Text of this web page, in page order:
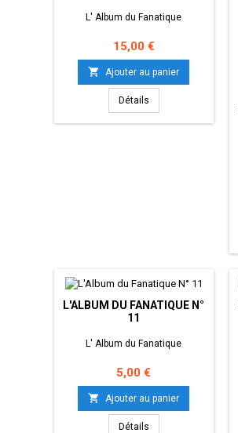
L' Album du Fanatique
Prix
15,00 €
 Ajouter au panier
Détails
L'ALBUM DU FANATIQUE N°
11
L' Album du Fanatique
Prix
5,00 €
 Ajouter au panier
Détails